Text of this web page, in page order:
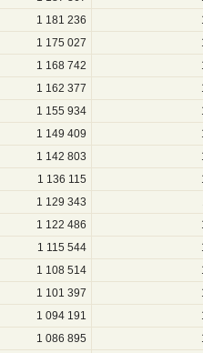
1 181 236
1 175 027
1 168 742
1 162 377
1 155 934
1 149 409
1 142 803
1 136 115
1 129 343
1 122 486
1 115 544
1 108 514
1 101 397
1 094 191
1 086 895